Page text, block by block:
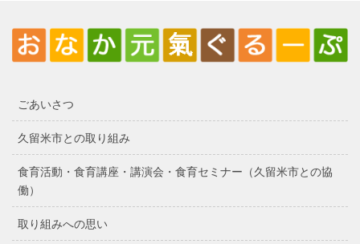
ごあいさつ
久留米市との取り組み
食育活動・食育講座・講演会・食育セミナー（久留米市との協
働）
取り組みへの思い